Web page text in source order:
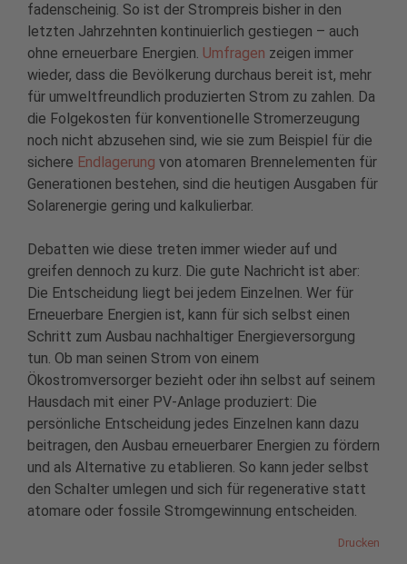
fadenscheinig. So ist der Strompreis bisher in den
letzten Jahrzehnten kontinuierlich gestiegen – auch
ohne erneuerbare Energien. Umfragen zeigen immer
wieder, dass die Bevölkerung durchaus bereit ist, mehr
für umweltfreundlich produzierten Strom zu zahlen. Da
die Folgekosten für konventionelle Stromerzeugung
noch nicht abzusehen sind, wie sie zum Beispiel für die
sichere Endlagerung von atomaren Brennelementen für
Generationen bestehen, sind die heutigen Ausgaben für
Solarenergie gering und kalkulierbar.
Debatten wie diese treten immer wieder auf und
greifen dennoch zu kurz. Die gute Nachricht ist aber:
Die Entscheidung liegt bei jedem Einzelnen. Wer für
Erneuerbare Energien ist, kann für sich selbst einen
Schritt zum Ausbau nachhaltiger Energieversorgung
tun. Ob man seinen Strom von einem
Ökostromversorger bezieht oder ihn selbst auf seinem
Hausdach mit einer PV-Anlage produziert: Die
persönliche Entscheidung jedes Einzelnen kann dazu
beitragen, den Ausbau erneuerbarer Energien zu fördern
und als Alternative zu etablieren. So kann jeder selbst
den Schalter umlegen und sich für regenerative statt
atomare oder fossile Stromgewinnung entscheiden.
Drucken